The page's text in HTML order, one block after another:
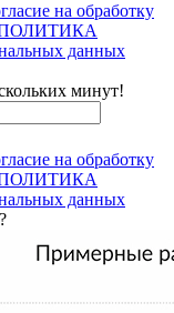
на обработку
данных
минут!
на обработку
данных